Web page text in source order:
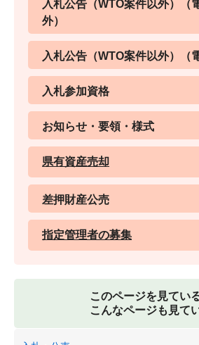
入札公告（WTO案件以外）（
外）
入札公告（WTO案件以外）（
入札参加資格
お知らせ・要領・様式
県有資産売却
差押財産公売
指定管理者の募集
このページを見てい
こんなページも見て